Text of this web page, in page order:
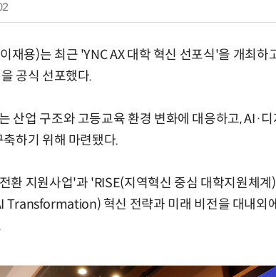
재용)는 최근 'YNC AX 대학 혁신 선포식'을 개최하
공식 선포했다.
산업 구조와 고등교육 환경 변화에 대응하고, AI·
하기 위해 마련됐다.
환 지원사업'과 'RISE(지역혁신 중심 대학지원체계
Transformation) 혁신 전략과 미래 비전을 대내외
칩'
9
사
로
로